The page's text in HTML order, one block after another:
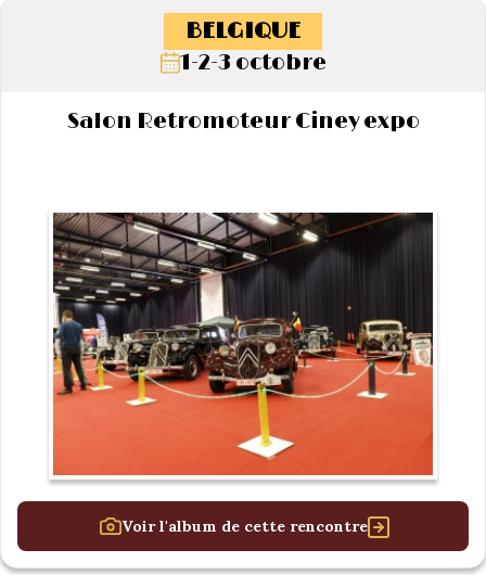
BELGIQUE
1-2-3 octobre
Salon Retromoteur Ciney expo
Voir l'album de cette rencontre